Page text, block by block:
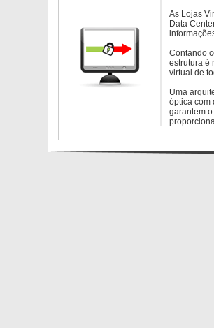
As Lojas
Data
Contando
estrutura é
virtual de
Uma
óptica com
garantem